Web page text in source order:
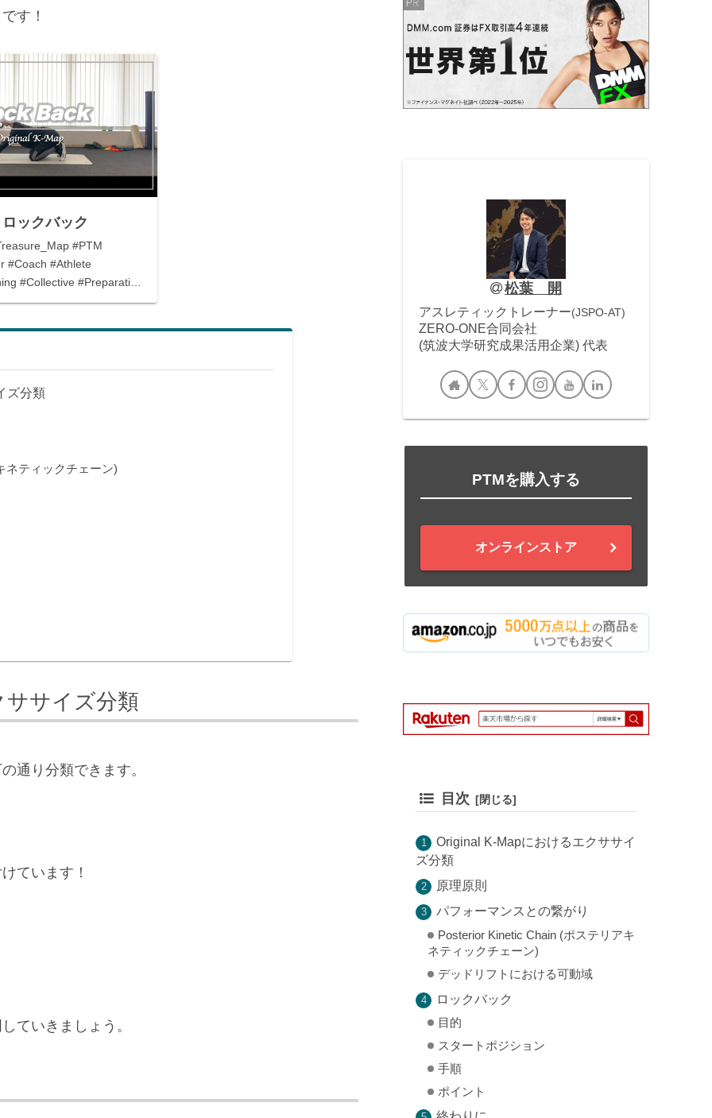
す！
ックバック
#PTM
#Coach #Athlete
#Collective #Preparation
ズ分類
ネティックチェーン)
ササイズ分類
通り分類できます。
ています！
ていきましょう。
松葉 開
アスレティックトレーナー(JSPO-AT)
ZERO-ONE合同会社
(筑波大学研究成果活用企業) 代表
PTMを購入する
オンラインストア
目次
Original K-Mapにおけるエクササイ
ズ分類
原理原則
パフォーマンスとの繋がり
Posterior Kinetic Chain (ポステリアキ
ネティックチェーン)
デッドリフトにおける可動域
ロックバック
目的
スタートポジション
手順
ポイント